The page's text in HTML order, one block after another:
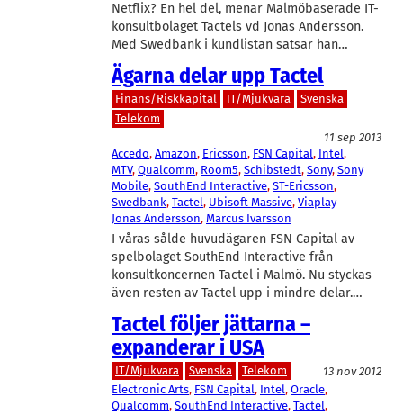
Netflix? En hel del, menar Malmöbaserade IT-
konsultbolaget Tactels vd Jonas Andersson.
Med Swedbank i kundlistan satsar han…
Ägarna delar upp Tactel
Finans/Riskkapital IT/Mjukvara
Svenska
Telekom
11 sep 2013
Accedo, Amazon, Ericsson, FSN Capital, Intel
MTV, Qualcomm, Room5, Schibstedt, Sony, Sony
Mobile, SouthEnd Interactive, ST-Ericsson
Swedbank, Tactel, Ubisoft Massive, Viaplay
Jonas Andersson, Marcus Ivarsson
I våras sålde huvudägaren FSN Capital av
spelbolaget SouthEnd Interactive från
konsultkoncernen Tactel i Malmö. Nu styckas
även resten av Tactel upp i mindre delar.…
Tactel följer jättarna –
expanderar i USA
IT/Mjukvara Svenska Telekom
13 nov 2012
Electronic Arts, FSN Capital, Intel, Oracle
Qualcomm, SouthEnd Interactive, Tactel